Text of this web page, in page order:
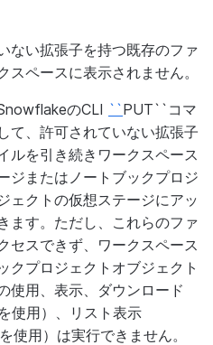
ない拡張子を持つ既存のファ
スペースに表示されません。
のCLI ``PUT``コマ
て、許可されていない拡張子
ルを引き続きワークスペース
ジまたはノートブックプロジ
ェクトの仮想ステージにアッ
ます。ただし、これらのファ
セスできず、ワークスペース
クプロジェクトオブジェクト
使用、表示、ダウンロード
使用）、リスト表示
使用）は実行できません。